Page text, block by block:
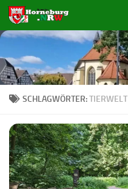
Zum Inhalt springen
SCHLAGWÖRTER:TIERWELT